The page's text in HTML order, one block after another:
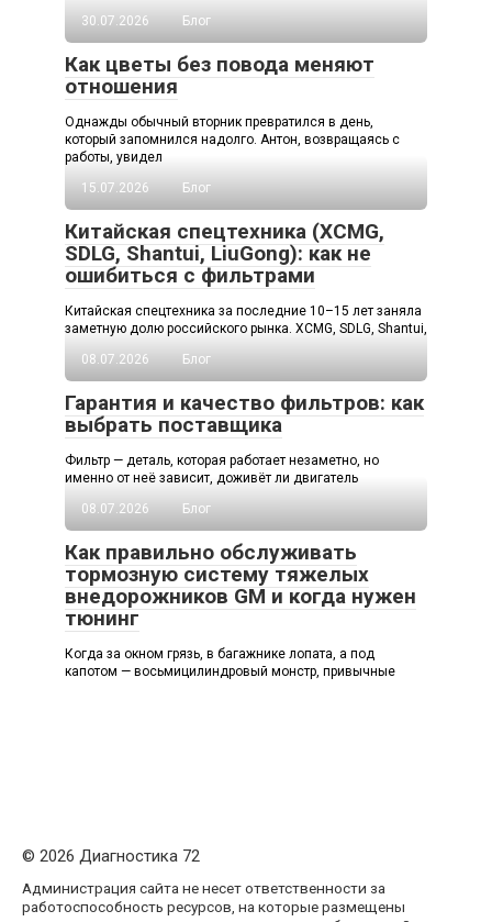
30.07.2026
Блог
Как цветы без повода меняют
отношения
Однажды обычный вторник превратился в день,
который запомнился надолго. Антон, возвращаясь с
работы, увидел
15.07.2026
Блог
Китайская спецтехника (XCMG,
SDLG, Shantui, LiuGong): как не
ошибиться с фильтрами
Китайская спецтехника за последние 10–15 лет заняла
заметную долю российского рынка. XCMG, SDLG, Shantui,
08.07.2026
Блог
Гарантия и качество фильтров: как
выбрать поставщика
Фильтр — деталь, которая работает незаметно, но
именно от неё зависит, доживёт ли двигатель
08.07.2026
Блог
Как правильно обслуживать
тормозную систему тяжелых
внедорожников GM и когда нужен
тюнинг
Когда за окном грязь, в багажнике лопата, а под
капотом — восьмицилиндровый монстр, привычные
© 2026 Диагностика 72
Администрация сайта не несет ответственности за
работоспособность ресурсов, на которые размещены